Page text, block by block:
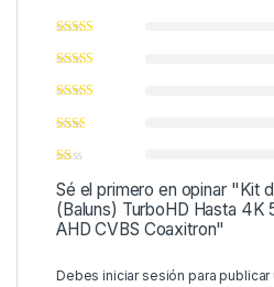
Sé el primero en opinar "Kit
(Baluns) TurboHD Hasta 4K
AHD CVBS Coaxitron"
Debesiniciar sesión para publicar